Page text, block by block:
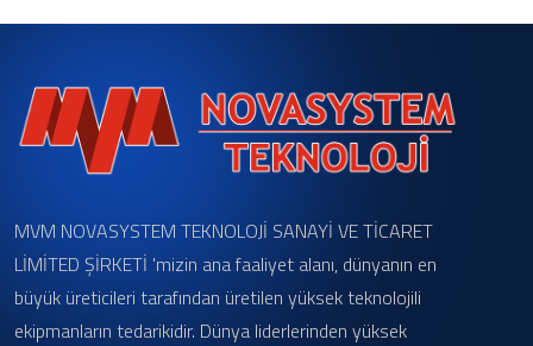
MVM NOVASYSTEM TEKNOLOJİ SANAYİ VE TİCARET
LİMİTED ŞİRKETİ 'mizin ana faaliyet alanı, dünyanın en
büyük üreticileri tarafından üretilen yüksek teknolojili
ekipmanların tedarikidir. Dünya liderlerinden yüksek